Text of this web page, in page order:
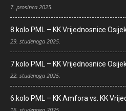
7. prosinca 2025.
8.kolo PML – KK Vrijednosnice
29. studenoga 2025.
7.kolo PML – KK Vrijednosnice
22. studenoga 2025.
6.kolo PML – KK Amfora vs. KK